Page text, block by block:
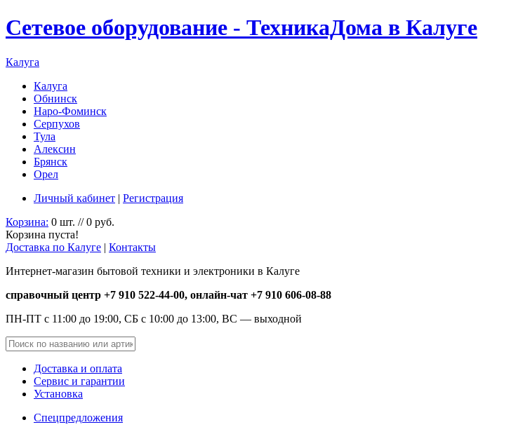
Сетевое оборудование - ТехникаДома в Калуге
Калуга
Калуга
Обнинск
Наро-Фоминск
Серпухов
Тула
Алексин
Брянск
Орел
Личный кабинет | Регистрация
Корзина: 0 шт. // 0 руб.
Корзина пуста!
Доставка по Калуге | Контакты
Интернет-магазин бытовой техники и электроники в Калуге
справочный центр +7 910 522-44-00, онлайн-чат +7 910 606-08-88
ПН-ПТ с 11:00 до 19:00, СБ с 10:00 до 13:00, ВС — выходной
Доставка и оплата
Сервис и гарантии
Установка
Спецпредложения